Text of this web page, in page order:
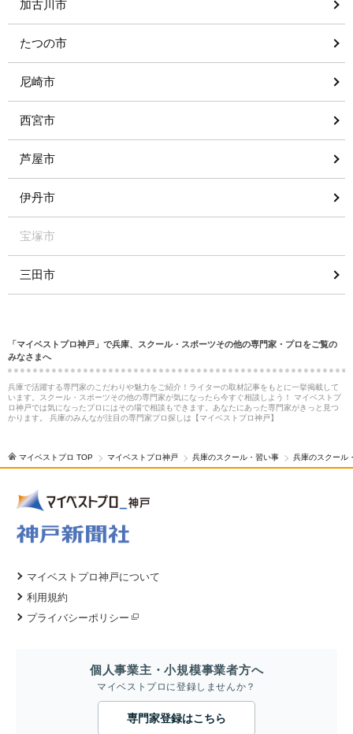
加古川市
たつの市
尼崎市
西宮市
芦屋市
伊丹市
宝塚市
三田市
「マイベストプロ神戸」で兵庫、スクール・スポーツその他の専門家・プロをご覧の
みなさまへ
兵庫で活躍する専門家のこだわりや魅力をご紹介！ライターの取材記事をもとに一挙掲載して
います。スクール・スポーツその他の専門家が気になったら今すぐ相談しよう！ マイベストプ
ロ神戸では気になったプロにはその場で相談もできます。あなたにあった専門家がきっと見つ
かります。 兵庫のみんなが注目の専門家プロ探しは【マイベストプロ神戸】
マイベストプロ TOP マイベストプロ神戸 兵庫のスクール・習い事 兵庫のスクール
マイベストプロ神戸について
利用規約
プライバシーポリシー
個人事業主・小規模事業者方へ
マイベストプロに登録しませんか？
専門家登録はこちら